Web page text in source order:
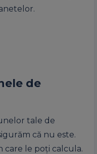
de
tale de
că nu este.
care le poți calcula.